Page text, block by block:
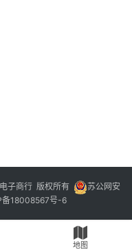
子商行 版权所有
苏公网安
备18008567号-6
地图